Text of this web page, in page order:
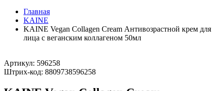
Главная
KAINE
KAINE Vegan Collagen Cream Антивозрастной крем для
лица с веганским коллагеном 50мл
Артикул: 596258
Штрих-код: 8809738596258